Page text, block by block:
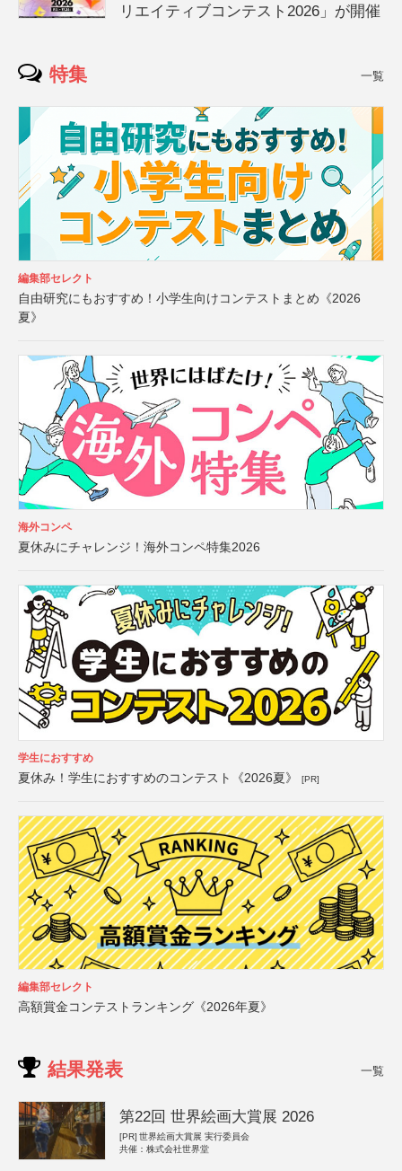
リエイティブコンテスト2026」が開催
特集 一覧
編集部セレクト
自由研究にもおすすめ！小学生向けコンテストまとめ《2026
夏》
海外コンペ
夏休みにチャレンジ！海外コンペ特集2026
学生におすすめ
夏休み！学生におすすめのコンテスト《2026夏》 [PR]
編集部セレクト
高額賞金コンテストランキング《2026年夏》
結果発表 一覧
第22回 世界絵画大賞展 2026
[PR] 世界絵画大賞展 実行委員会
共催：株式会社世界堂